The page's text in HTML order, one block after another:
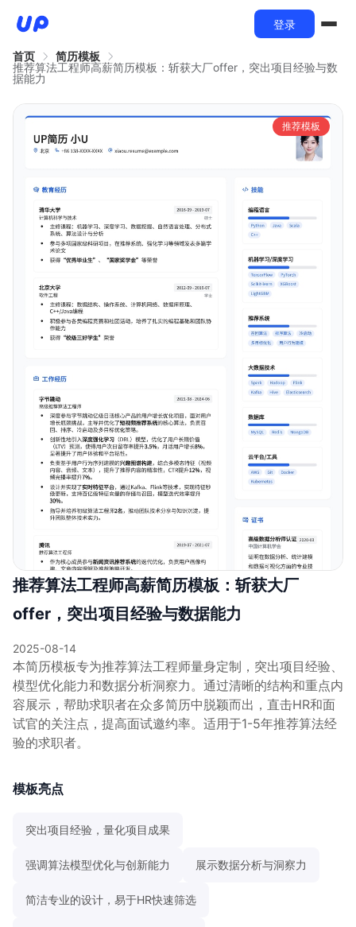
登录
首页
简历模板
推荐算法工程师高薪简历模板：斩获大厂offer，突出项目经验与数
据能力
推荐模板
推荐算法工程师高薪简历模板：斩获大厂
offer，突出项目经验与数据能力
2025-08-14
本简历模板专为推荐算法工程师量身定制，突出项目经验、
模型优化能力和数据分析洞察力。通过清晰的结构和重点内
容展示，帮助求职者在众多简历中脱颖而出，直击HR和面
试官的关注点，提高面试邀约率。适用于1-5年推荐算法经
验的求职者。
模板亮点
突出项目经验，量化项目成果
强调算法模型优化与创新能力 展示数据分析与洞察力
简洁专业的设计，易于HR快速筛选